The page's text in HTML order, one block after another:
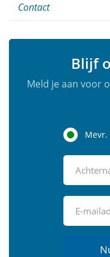
Contact
Blijf
Meld je aan voor
Mevr.